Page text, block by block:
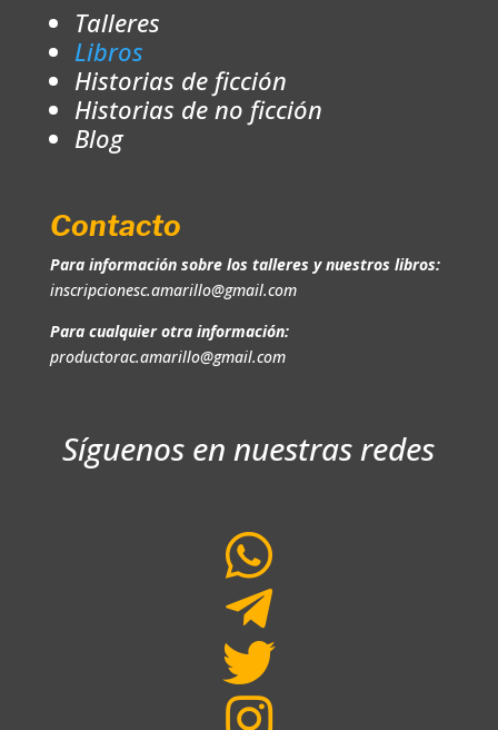
Talleres
Libros
Historias de ficción
Historias de no ficción
Blog
Contacto
Para información sobre los talleres y nuestros libros:
inscripcionesc.amarillo@gmail.com
Para cualquier otra información:
productorac.amarillo@gmail.com
Síguenos en nuestras redes



